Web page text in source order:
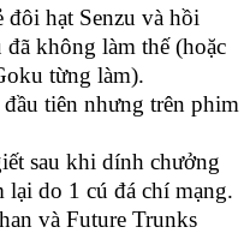
đôi hạt Senzu và hồi
không làm thế (hoặc
từng làm).
đầu tiên nhưng trên phim
sau khi dính chưởng
do 1 cú đá chí mạng.
và Future Trunks